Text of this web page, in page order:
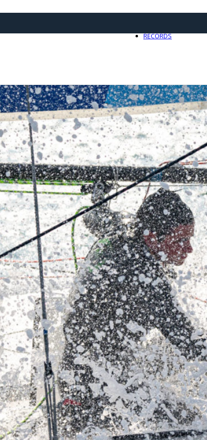
0
RECORDS
05Mai
Classe Ultim 32/23,
Un nouveau
Source
Gitana
8 mai 2025
0